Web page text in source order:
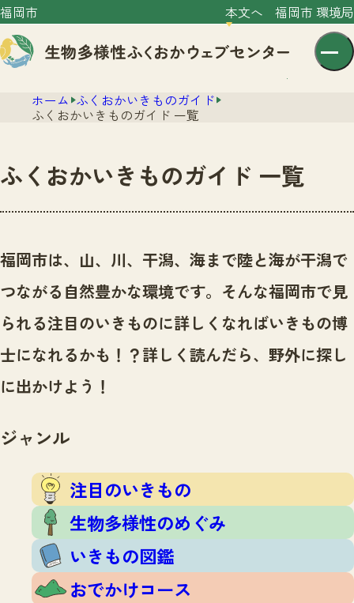
福岡市 本文へ 福岡市 環境局
センター紹介
センター紹介TOP
サイトポリシー
プライバシーポリシー
ニュースTOP
市の取組み
いきものガイド
いきものガイドTOP
注目のいきもの
生物多様性のめぐみ
保全アクション
イベント
いきもの調査隊
調査レポート
調査結果
ふくおかいきものマップ
マッチング
マッチングTOP
掲載申し込みフォーム
お問合せ
ホーム ふくおかいきものガイド
ふくおかいきものガイド 一覧
ふくおかいきものガイド 一覧
福岡市は、山、川、干潟、海まで陸と海が干潟で
つながる自然豊かな環境です。 そんな福岡市で見
られる注目のいきものに詳しくなればいきもの博
士になれるかも！？詳しく読んだら、野外に探し
に出かけよう！
ジャンル
注目のいきもの
生物多様性のめぐみ
いきもの図鑑
おでかけコース